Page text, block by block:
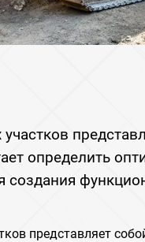
определить
представляет